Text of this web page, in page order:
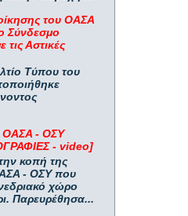
του ΟΑΣΑ
Σύνδεσμο
τις Αστικές
Τύπου του
ΟΑΣΑ - ΟΣΥ
- video]
κοπή της
- ΟΣΥ που
χώρο
Παρευρέθησα...